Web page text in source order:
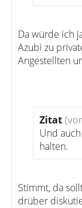
Da würde ich
Azubi zu
Angestellten
Zitat
Und
halten.
Stimmt, da
drüber